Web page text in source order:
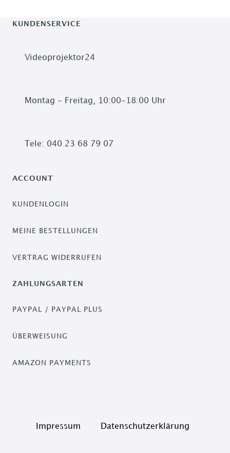
KUNDENSERVICE
Videoprojektor24
Montag - Freitag, 10:00-18:00 Uhr
Tele: 040 23 68 79 07
ACCOUNT
KUNDENLOGIN
MEINE BESTELLUNGEN
VERTRAG WIDERRUFEN
ZAHLUNGSARTEN
PAYPAL / PAYPAL PLUS
ÜBERWEISUNG
AMAZON PAYMENTS
Impressum Daten­schutz­erklärung